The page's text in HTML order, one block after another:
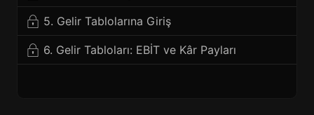
5. Gelir Tablolarına Giriş
6. Gelir Tabloları: EBİT ve Kâr Payları